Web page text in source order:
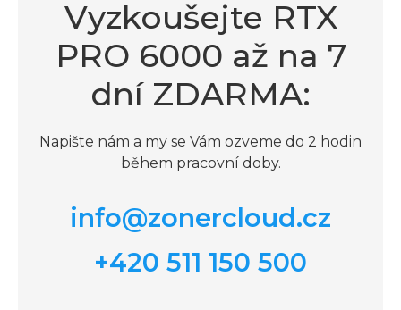
Vyzkoušejte RTX
PRO 6000 až na 7
dní ZDARMA:
Napište nám a my se Vám ozveme do 2 hodin
během pracovní doby.
info@zonercloud.cz
+420 511 150 500